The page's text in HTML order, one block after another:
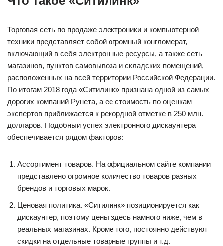
Торговая сеть по продаже электроники и компьютерной
техники представляет собой огромный конгломерат,
включающий в себя электронные ресурсы, а также сеть
магазинов, пунктов самовывоза и складских помещений,
расположенных на всей территории Российской Федерации.
По итогам 2018 года «Ситилинк» признана одной из самых
дорогих компаний Рунета, а ее стоимость по оценкам
экспертов приближается к рекордной отметке в 250 млн.
долларов. Подобный успех электронного дискаунтера
обеспечивается рядом факторов:
Ассортимент товаров. На официальном сайте компании
представлено огромное количество товаров разных
брендов и торговых марок.
Ценовая политика. «Ситилинк» позиционируется как
дискаунтер, поэтому цены здесь намного ниже, чем в
реальных магазинах. Кроме того, постоянно действуют
скидки на отдельные товарные группы и т.д.